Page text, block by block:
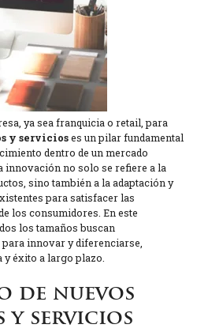
ya sea franquicia o retail, para
y servicioses un pilar fundamental
dentro de un mercado
innovación no solo se refiere a la
sino también a la adaptación y
para satisfacer las
los consumidores. En este
los tamaños buscan
innovar y diferenciarse,
éxito a largo plazo.
de nuevos
servicios